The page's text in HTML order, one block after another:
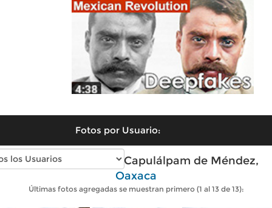
Fotos por Usuario:
Fotos modernas de Capulálpam de Méndez,
Oaxaca
Últimas fotos agregadas se muestran primero (1 al 13 de 13):